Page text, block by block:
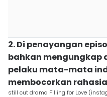
2. Di penayangan
bahkan mengungkap
pelaku mata-mata
membocorkan
still cut drama Filling for Love